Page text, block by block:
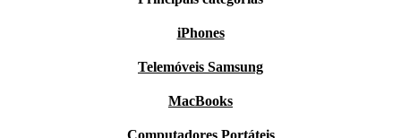
iPhones
Telemóveis Samsung
MacBooks
Computadores Portáteis